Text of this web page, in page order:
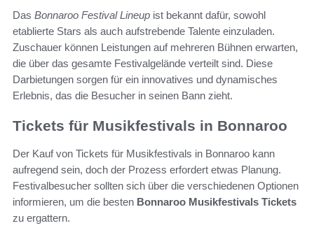
Das Bonnaroo Festival Lineup ist bekannt dafür, sowohl
etablierte Stars als auch aufstrebende Talente einzuladen.
Zuschauer können Leistungen auf mehreren Bühnen erwarten,
die über das gesamte Festivalgelände verteilt sind. Diese
Darbietungen sorgen für ein innovatives und dynamisches
Erlebnis, das die Besucher in seinen Bann zieht.
Tickets für Musikfestivals in Bonnaroo
Der Kauf von Tickets für Musikfestivals in Bonnaroo kann
aufregend sein, doch der Prozess erfordert etwas Planung.
Festivalbesucher sollten sich über die verschiedenen Optionen
informieren, um die besten Bonnaroo Musikfestivals Tickets
zu ergattern.